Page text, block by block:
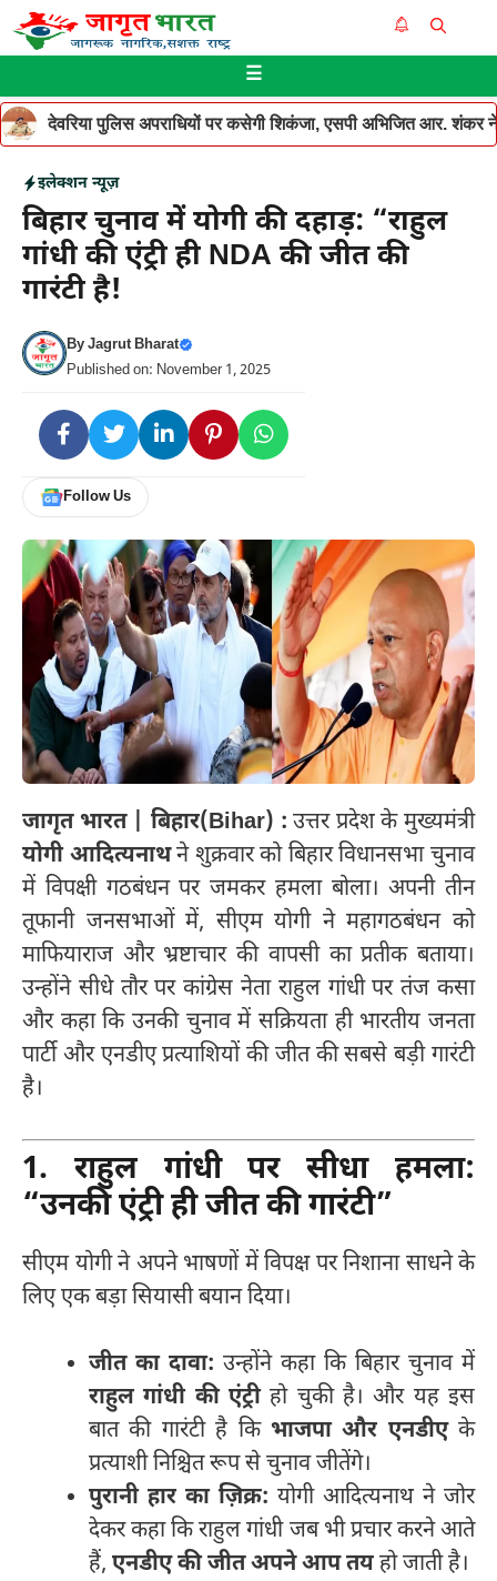
Skip
to
☰
देवरिया पुलिस अपराधियों पर कसेगी शिकंजा, एसपी अभिजित आर. शंकर ने
इलेक्शन न्यूज़
बिहार चुनाव में योगी की दहाड़: “राहुल
गांधी की एंट्री ही NDA की जीत की
गारंटी है!
ByJagrut Bharat
Published on: November 1, 2025
Follow Us
जागृत भारत | बिहार(Bihar) : उत्तर प्रदेश के मुख्यमंत्री
योगी आदित्यनाथने शुक्रवार को बिहार विधानसभा चुनाव
में विपक्षी गठबंधन पर जमकर हमला बोला। अपनी तीन
तूफानी जनसभाओं में, सीएम योगी ने महागठबंधन को
माफियाराज और भ्रष्टाचार की वापसी का प्रतीक बताया।
उन्होंने सीधे तौर पर कांग्रेस नेता राहुल गांधी पर तंज कसा
और कहा कि उनकी चुनाव में सक्रियता ही भारतीय जनता
पार्टी और एनडीए प्रत्याशियों की जीत की सबसे बड़ी गारंटी
है।
1. राहुल गांधी पर सीधा हमला:
“उनकी एंट्री ही जीत की गारंटी”
सीएम योगी ने अपने भाषणों में विपक्ष पर निशाना साधने के
लिए एक बड़ा सियासी बयान दिया।
जीत का दावा: उन्होंने कहा कि बिहार चुनाव में
राहुल गांधी की एंट्रीहो चुकी है। और यह इस
बात की गारंटी है कि भाजपा और एनडीएके
प्रत्याशी निश्चित रूप से चुनाव जीतेंगे।
पुरानी हार का ज़िक्र: योगी आदित्यनाथ ने जोर
देकर कहा कि राहुल गांधी जब भी प्रचार करने आते
हैं, एनडीए की जीत अपने आप तयहो जाती है।